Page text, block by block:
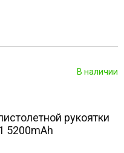
В наличии
рукоятки
5200mAh